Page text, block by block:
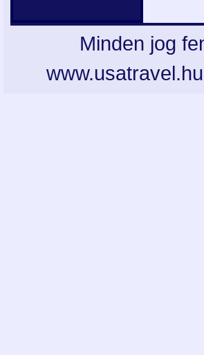
Minden jog
www.usatravel.hu